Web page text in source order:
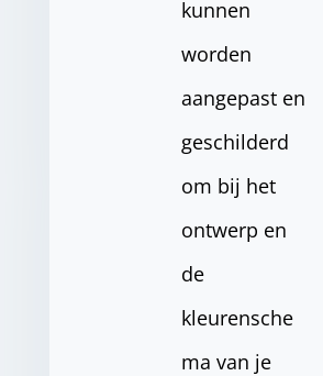
kunnen
worden
aangepast en
geschilderd
om bij het
ontwerp en
de
kleurensche
ma van je